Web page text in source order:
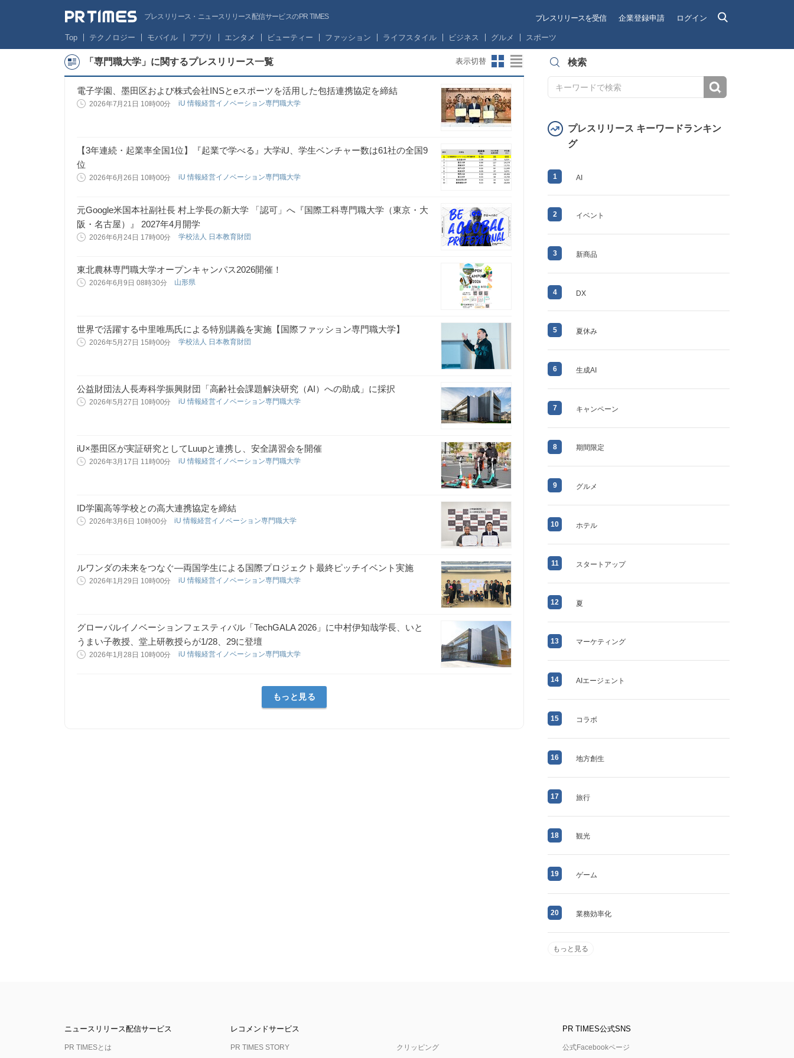
プレスリリース・ニュースリリース配信サービスのPR TIMES プレスリリースを受信 企業登録申請 ログイン
Top テクノロジー モバイル アプリ エンタメ ビューティー ファッション ライフスタイル ビジネス グルメ スポーツ
「専門職大学」に関するプレスリリース一覧 表示切替
電子学園、墨田区および株式会社INSとeスポーツを活用した包括連携協定を締結
2026年7月21日 10時00分 iU 情報経営イノベーション専門職大学
【3年連続・起業率全国1位】『起業で学べる』大学iU、学生ベンチャー数は61社の全国9
位
2026年6月26日 10時00分 iU 情報経営イノベーション専門職大学
元Google米国本社副社長 村上学長の新大学 「認可」へ『国際工科専門職大学（東京・大
阪・名古屋）』 2027年4月開学
2026年6月24日 17時00分 学校法人 日本教育財団
東北農林専門職大学オープンキャンパス2026開催！
2026年6月9日 08時30分 山形県
世界で活躍する中里唯馬氏による特別講義を実施【国際ファッション専門職大学】
2026年5月27日 15時00分 学校法人 日本教育財団
公益財団法人長寿科学振興財団「高齢社会課題解決研究（AI）への助成」に採択
2026年5月27日 10時00分 iU 情報経営イノベーション専門職大学
iU×墨田区が実証研究としてLuupと連携し、安全講習会を開催
2026年3月17日 11時00分 iU 情報経営イノベーション専門職大学
ID学園高等学校との高大連携協定を締結
2026年3月6日 10時00分 iU 情報経営イノベーション専門職大学
ルワンダの未来をつなぐ―両国学生による国際プロジェクト最終ピッチイベント実施
2026年1月29日 10時00分 iU 情報経営イノベーション専門職大学
グローバルイノベーションフェスティバル「TechGALA 2026」に中村伊知哉学長、いと
うまい子教授、堂上研教授らが1/28、29に登壇
2026年1月28日 10時00分 iU 情報経営イノベーション専門職大学
もっと見る
検索
プレスリリース キーワードランキン
グ
1 AI
2 イベント
3 新商品
4 DX
5 夏休み
6 生成AI
7 キャンペーン
8 期間限定
9 グルメ
10 ホテル
11 スタートアップ
12 夏
13 マーケティング
14 AIエージェント
15 コラボ
16 地方創生
17 旅行
18 観光
19 ゲーム
20 業務効率化
もっと見る
ニュースリリース配信サービス
PR TIMESとは
レコメンドサービス
PR TIMES STORY クリッピング
PR TIMES公式SNS
公式Facebookページ